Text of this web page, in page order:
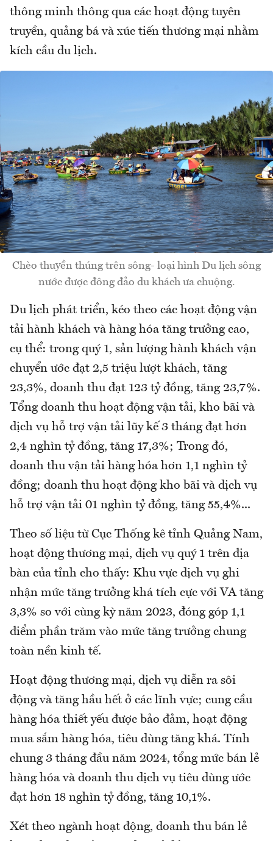
thông minh thông qua các hoạt động tuyên
truyền, quảng bá và xúc tiến thương mại nhằm
kích cầu du lịch.
Chèo thuyền thúng trên sông- loại hình Du lịch sông
nước được đông đảo du khách ưa chuộng.
Du lịch phát triển, kéo theo các hoạt động vận
tải hành khách và hàng hóa tăng trưởng cao,
cụ thể: trong quý 1, sản lượng hành khách vận
chuyển ước đạt 2,5 triệu lượt khách, tăng
23,3%, doanh thu đạt 123 tỷ đồng, tăng 23,7%.
Tổng doanh thu hoạt động vận tải, kho bãi và
dịch vụ hỗ trợ vận tải lũy kế 3 tháng đạt hơn
2,4 nghìn tỷ đồng, tăng 17,3%; Trong đó,
doanh thu vận tải hàng hóa hơn 1,1 nghìn tỷ
đồng; doanh thu hoạt động kho bãi và dịch vụ
hỗ trợ vận tải 01 nghìn tỷ đồng, tăng 55,4%...
Theo số liệu từ Cục Thống kê tỉnh Quảng Nam,
hoạt động thương mại, dịch vụ quý 1 trên địa
bàn của tỉnh cho thấy: Khu vực dịch vụ ghi
nhận mức tăng trưởng khá tích cực với VA tăng
3,3% so với cùng kỳ năm 2023, đóng góp 1,1
điểm phần trăm vào mức tăng trưởng chung
toàn nền kinh tế.
Hoạt động thương mại, dịch vụ diễn ra sôi
động và tăng hầu hết ở các lĩnh vực; cung cầu
hàng hóa thiết yếu được bảo đảm, hoạt động
mua sắm hàng hóa, tiêu dùng tăng khá. Tính
chung 3 tháng đầu năm 2024, tổng mức bán lẻ
hàng hóa và doanh thu dịch vụ tiêu dùng ước
đạt hơn 18 nghìn tỷ đồng, tăng 10,1%.
Xét theo ngành hoạt động, doanh thu bán lẻ